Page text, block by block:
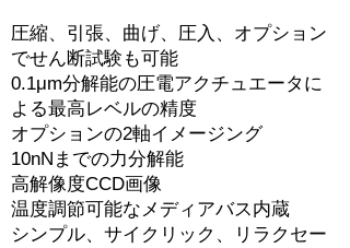
圧縮、引張、曲げ、圧入、オプション
でせん断試験も可能
0.1μm分解能の圧電アクチュエータに
よる最高レベルの精度
オプションの2軸イメージング
10nNまでの力分解能
高解像度CCD画像
温度調節可能なメディアバス内蔵
シンプル、サイクリック、リラクセー